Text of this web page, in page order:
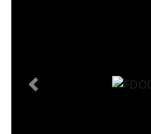
Previous